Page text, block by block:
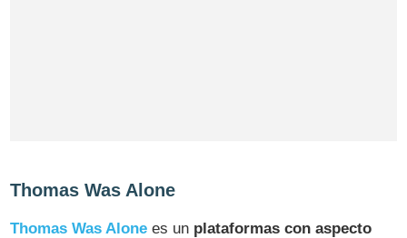
Thomas Was Alone
Thomas Was Alone es un plataformas con aspecto